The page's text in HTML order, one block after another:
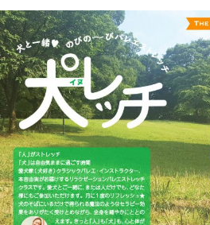
SHOW動画